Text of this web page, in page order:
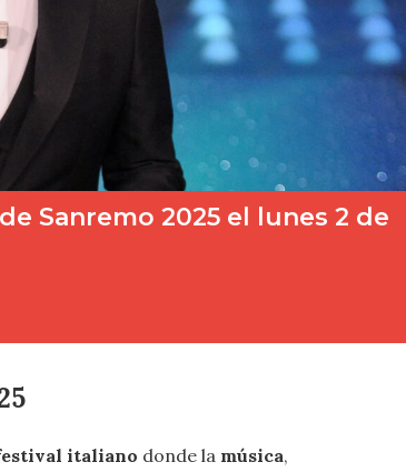
5
italiano donde la música,